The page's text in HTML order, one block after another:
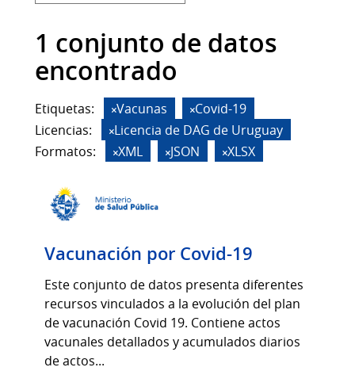
1 conjunto de datos
encontrado
Etiquetas: Vacunas
Covid-19
Licencias:
Licencia de DAG de Uruguay
Formatos:
XML JSON XLSX
Vacunación por Covid-19
Este conjunto de datos presenta diferentes
recursos vinculados a la evolución del plan
de vacunación Covid 19. Contiene actos
vacunales detallados y acumulados diarios
de actos...